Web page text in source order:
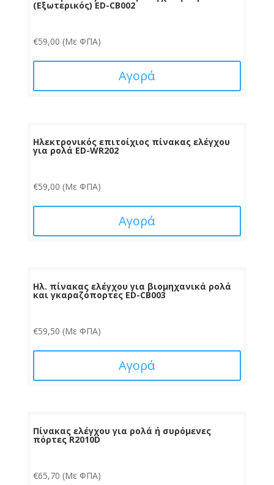
(Εξωτερικός) ED-CB002
€59,00 (Με ΦΠΑ)
Αγορά
Ηλεκτρονικός επιτοίχιος πίνακας ελέγχου
για ρολά ED-WR202
€59,00 (Με ΦΠΑ)
Αγορά
Ηλ. πίνακας ελέγχου για βιομηχανικά ρολά
και γκαραζόπορτες ED-CB003
€59,50 (Με ΦΠΑ)
Αγορά
Πίνακας ελέγχου για ρολά ή συρόμενες
πόρτες R2010D
€65,70 (Με ΦΠΑ)